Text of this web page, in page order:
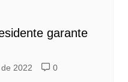
garante
2022 0